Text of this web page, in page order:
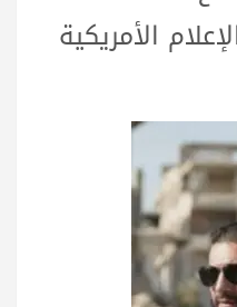
الأمريكية